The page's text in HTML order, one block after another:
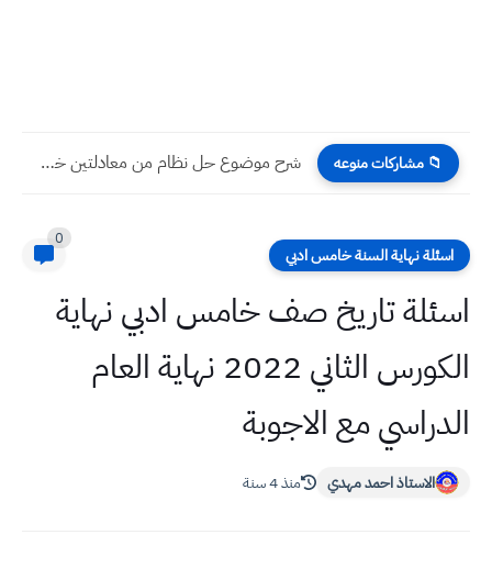
📁 مشاركات منوعه شرح موضوع حل نظام من معادلتين خطيتين بداية الفصل الثالث...
اسئلة نهاية السنة خامس ادبي
0
اسئلة تاريخ صف خامس ادبي نهاية
الكورس الثاني 2022 نهاية العام
الدراسي مع الاجوبة
الاستاذ احمد مهدي منذ 4 سنة